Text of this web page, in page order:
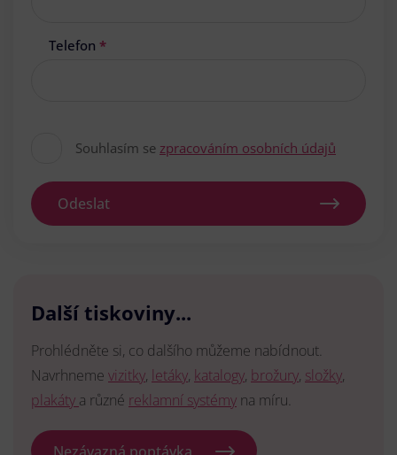
Telefon *
Souhlasím se zpracováním osobních údajů
Odeslat
Další tiskoviny...
Prohlédněte si, co dalšího můžeme nabídnout.
Navrhneme vizitky, letáky, katalogy, brožury, složky,
plakáty a různé reklamní systémy na míru.